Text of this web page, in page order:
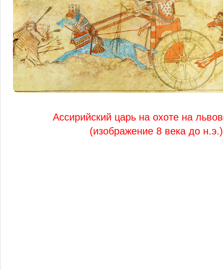
Ассирийский царь на охоте на львов
(изображение 8 века до н.э.)